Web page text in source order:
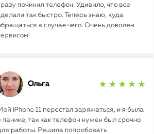
починил телефон. Удивило, что все
так быстро. Теперь знаю, куда
в случае чего. Очень доволен
Ольга ★ ★ ★ ★ ★
iPhone 11 перестал заряжаться, и я была
панике, так как телефон нужен был срочно
работы. Решила попробовать